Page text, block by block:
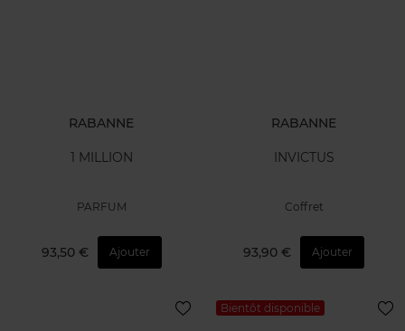
RABANNE
1 MILLION
PARFUM
93,50 € Ajouter
RABANNE
INVICTUS
Coffret
93,90 € Ajouter
Bientôt disponible